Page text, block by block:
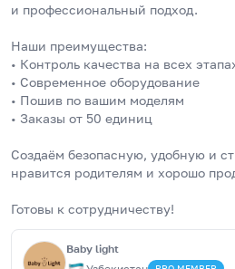
и профессиональный подход.
Наши преимущества:
• Контроль качества на всех
• Современное оборудование
• Пошив по вашим моделям
• Заказы от 50 единиц
Создаём безопасную, удобную и
нравится родителям и хорошо
Готовы к сотрудничеству!
Baby light